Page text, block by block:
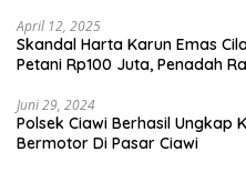
April 12, 2025
Skandal Harta Karun Emas
Petani Rp100 Juta, Penadah
Juni 29, 2024
Polsek Ciawi Berhasil Ungkap
Bermotor Di Pasar Ciawi